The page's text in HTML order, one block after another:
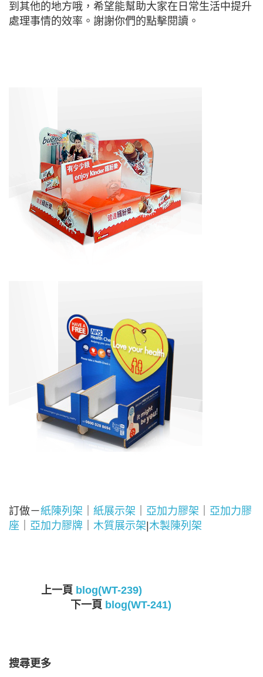
到其他的地方哦，希望能幫助大家在日常生活中提升
處理事情的效率。謝謝你們的點擊閱讀。
訂做－紙陳列架 紙展示架 亞加力膠架
亞加力膠
座
亞加力膠牌 木質展示架 木製陳列架
上一頁 blog(WT-239)
下一頁 blog(WT-241)
搜尋更多